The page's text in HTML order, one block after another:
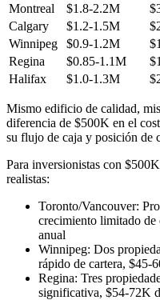
Montreal
$1.8-2.2M
Calgary
$1.2-1.5M
Winnipeg
$0.9-1.2M
Regina
$0.85-1.1M
Halifax
$1.0-1.3M
Mismo edificio de calidad,
diferencia de $500K en el
su flujo de caja y posición de
Para inversionistas con
realistas:
Toronto/Vancouver:
crecimiento limitado
anual
Winnipeg: Dos
rápido de cartera, $45-
Regina: Tres
significativa, $54-72K